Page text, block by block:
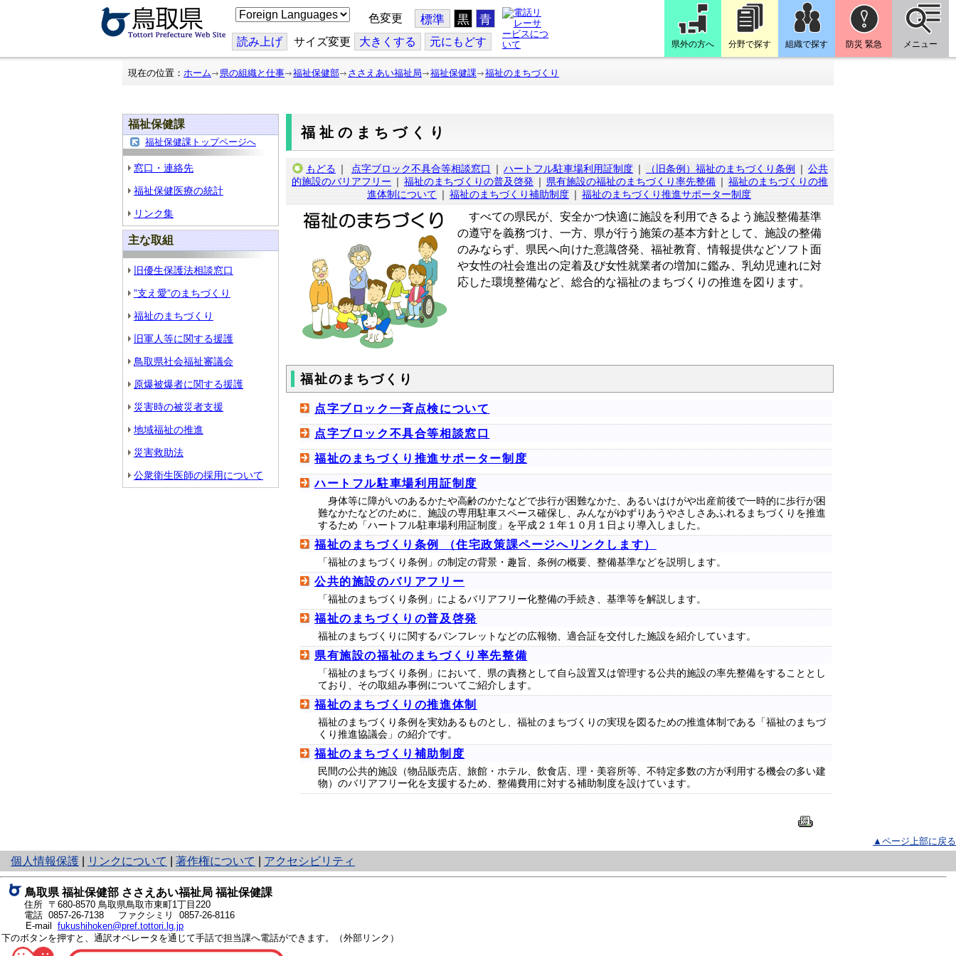
こ
の
ジ
を
翻
色変更 標準 黒 青
読み上げ サイズ変更 大きくする 元にもどす 県外の方へ 分野で探す 組織で探す 防災 緊急 メニュー
現在の位置： ホーム 県の組織と仕事 福祉保健部 ささえあい福祉局 福祉保健課 福祉のまちづくり
福祉保健課
福祉保健課トップページへ
窓口・連絡先
福祉保健医療の統計
リンク集
主な取組
旧優生保護法相談窓口
”支え愛”のまちづくり
福祉のまちづくり
旧軍人等に関する援護
鳥取県社会福祉審議会
原爆被爆者に関する援護
災害時の被災者支援
地域福祉の推進
災害救助法
公衆衛生医師の採用について
福祉のまちづくり
もどる ｜ 点字ブロック不具合等相談窓口 ｜ ハートフル駐車場利用証制度 ｜ （旧条例）福祉のまちづくり条例 ｜ 公共
的施設のバリアフリー ｜ 福祉のまちづくりの普及啓発 ｜ 県有施設の福祉のまちづくり率先整備 ｜ 福祉のまちづくりの推
進体制について ｜ 福祉のまちづくり補助制度 ｜ 福祉のまちづくり推進サポーター制度
すべての県民が、安全かつ快適に施設を利用できるよう施設整備基準
の遵守を義務づけ、一方、県が行う施策の基本方針として、施設の整備
のみならず、県民へ向けた意識啓発、福祉教育、情報提供などソフト面
や女性の社会進出の定着及び女性就業者の増加に鑑み、乳幼児連れに対
応した環境整備など、総合的な福祉のまちづくりの推進を図ります。
福祉のまちづくり
点字ブロック一斉点検について
点字ブロック不具合等相談窓口
福祉のまちづくり推進サポーター制度
ハートフル駐車場利用証制度
身体等に障がいのあるかたや高齢のかたなどで歩行が困難なかた、あるいはけがや出産前後で一時的に歩行が困
難なかたなどのために、施設の専用駐車スペース確保し、みんながゆずりあうやさしさあふれるまちづくりを推進
するため「ハートフル駐車場利用証制度」を平成２１年１０月１日より導入しました。
福祉のまちづくり条例 （住宅政策課ページへリンクします）
「福祉のまちづくり条例」の制定の背景・趣旨、条例の概要、整備基準などを説明します。
公共的施設のバリアフリー
「福祉のまちづくり条例」によるバリアフリー化整備の手続き、基準等を解説します。
福祉のまちづくりの普及啓発
福祉のまちづくりに関するパンフレットなどの広報物、適合証を交付した施設を紹介しています。
県有施設の福祉のまちづくり率先整備
「福祉のまちづくり条例」において、県の責務として自ら設置又は管理する公共的施設の率先整備をすることとし
ており、その取組み事例についてご紹介します。
福祉のまちづくりの推進体制
福祉のまちづくり条例を実効あるものとし、福祉のまちづくりの実現を図るための推進体制である「福祉のまちづ
くり推進協議会」の紹介です。
福祉のまちづくり補助制度
民間の公共的施設（物品販売店、旅館・ホテル、飲食店、理・美容所等、不特定多数の方が利用する機会の多い建
物）のバリアフリー化を支援するため、整備費用に対する補助制度を設けています。
▲ページ上部に戻る
個人情報保護
と
り
ネ
ッ
ト
へ
の
リンクについて 著作権について アクセシビリティ
鳥取県 福祉保健部 ささえあい福祉局 福祉保健課
住所 〒680-8570 鳥取県鳥取市東町1丁目220
電話 0857-26-7138
ファクシミリ 0857-26-8116
E-mail fukushihoken@pref.tottori.lg.jp
下のボタンを押すと、通訳オペレータを通じて手話で担当課へ電話ができます。（外部リンク）